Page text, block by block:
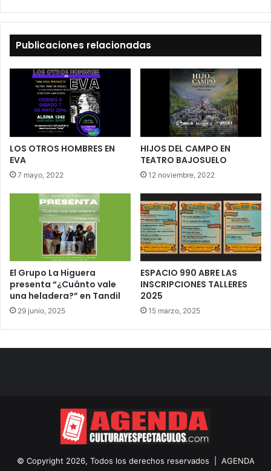
Publicaciones relacionadas
LOS OTROS HOMBRES EN
EVA
7 mayo, 2022
HIJOS DEL CAMPO EN
TEATRO BAJOSUELO
12 noviembre, 2022
El Grupo La Higuera
presenta “¿Cuánto vale
una heladera?” en Tandil
29 junio, 2025
ESPACIO 990 ABRE LAS
INSCRIPCIONES TALLERES
2025
15 marzo, 2025
© Copyright 2026, Todos los derechos reservados | AGENDA